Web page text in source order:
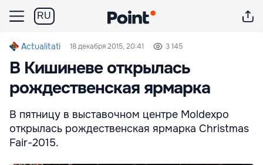
RU
Actualitati 18 декабря 2015, 20:41 3 145
В Кишиневе открылась
рождественская ярмарка
В пятницу в выставочном центре Moldexpo
открылась рождественская ярмарка Christmas
Fair-2015.